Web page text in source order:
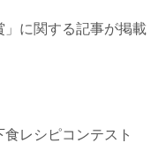
に関する記事が掲載
レシピコンテスト